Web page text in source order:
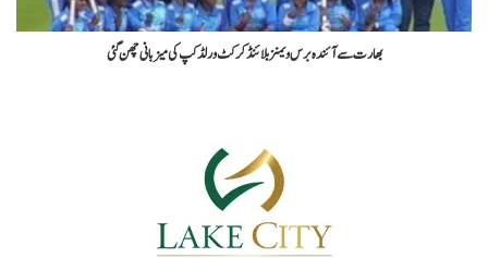
بھارت سے آئندہ برس ویمنز بلائنڈ کرکٹ ورلڈ کپ کی میزبانی چھن گئی